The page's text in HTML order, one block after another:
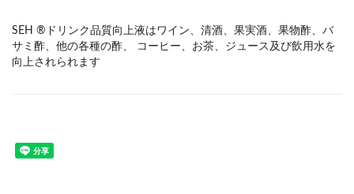
SEH ®ドリンク品質向上液はワイン、清酒、果実酒、果物酢、バ
サミ酢、他の各種の酢、 コーヒー、お茶、ジュース及び飲用水を
向上されられます